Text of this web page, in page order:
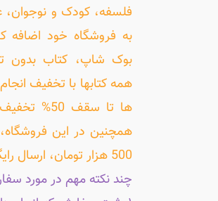
فلسفه، کودک و
به فروشگاه خود اضافه
بوک شاپ، کتاب بدون
همه کتابها با تخفیف
ها تا سقف
همچنین در این
500 هزار تومان، ارسال رایگان هست...
چند نکته مهم در مورد